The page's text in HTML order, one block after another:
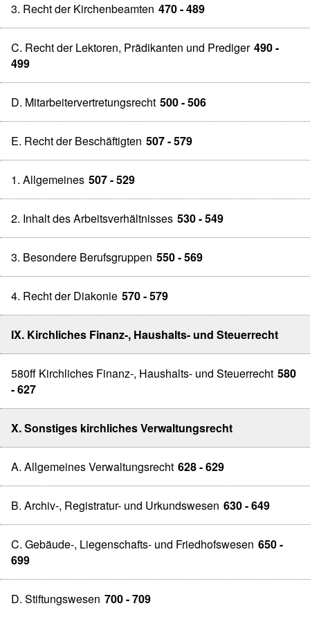
3. Recht der Kirchenbeamten 470 - 489
C. Recht der Lektoren, Prädikanten und Prediger 490 -
499
D. Mitarbeitervertretungsrecht 500 - 506
E. Recht der Beschäftigten 507 - 579
1. Allgemeines 507 - 529
2. Inhalt des Arbeitsverhältnisses 530 - 549
3. Besondere Berufsgruppen 550 - 569
4. Recht der Diakonie 570 - 579
IX. Kirchliches Finanz-, Haushalts- und Steuerrecht
580ff Kirchliches Finanz-, Haushalts- und Steuerrecht 580
- 627
X. Sonstiges kirchliches Verwaltungsrecht
A. Allgemeines Verwaltungsrecht 628 - 629
B. Archiv-, Registratur- und Urkundswesen 630 - 649
C. Gebäude-, Liegenschafts- und Friedhofswesen 650 -
699
D. Stiftungswesen 700 - 709